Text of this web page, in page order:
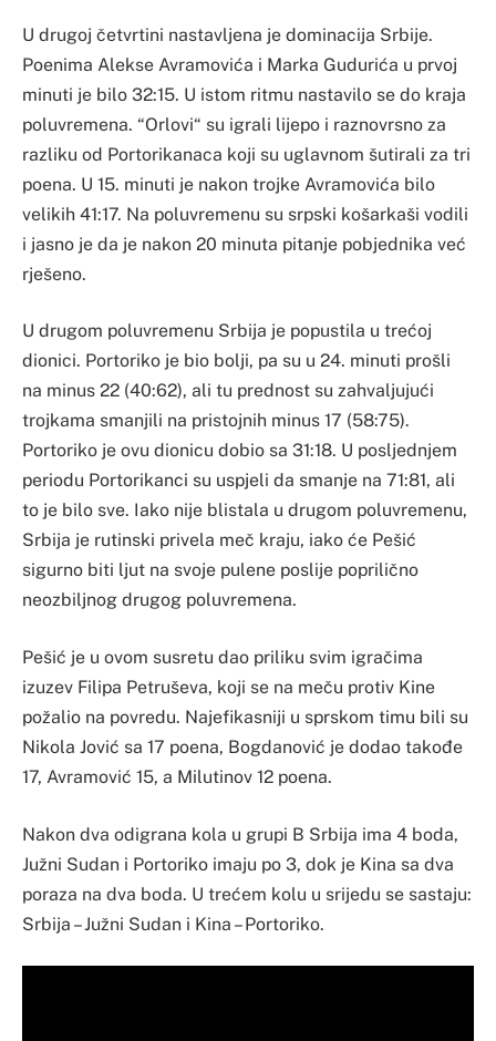
U drugoj četvrtini nastavljena je dominacija Srbije.
Poenima Alekse Avramovića i Marka Gudurića u prvoj
minuti je bilo 32:15. U istom ritmu nastavilo se do kraja
poluvremena. “Orlovi“ su igrali lijepo i raznovrsno za
razliku od Portorikanaca koji su uglavnom šutirali za tri
poena. U 15. minuti je nakon trojke Avramovića bilo
velikih 41:17. Na poluvremenu su srpski košarkaši vodili
i jasno je da je nakon 20 minuta pitanje pobjednika već
rješeno.
U drugom poluvremenu Srbija je popustila u trećoj
dionici. Portoriko je bio bolji, pa su u 24. minuti prošli
na minus 22 (40:62), ali tu prednost su zahvaljujući
trojkama smanjili na pristojnih minus 17 (58:75).
Portoriko je ovu dionicu dobio sa 31:18. U posljednjem
periodu Portorikanci su uspjeli da smanje na 71:81, ali
to je bilo sve. Iako nije blistala u drugom poluvremenu,
Srbija je rutinski privela meč kraju, iako će Pešić
sigurno biti ljut na svoje pulene poslije poprilično
neozbiljnog drugog poluvremena.
Pešić je u ovom susretu dao priliku svim igračima
izuzev Filipa Petruševa, koji se na meču protiv Kine
požalio na povredu. Najefikasniji u sprskom timu bili su
Nikola Jović sa 17 poena, Bogdanović je dodao takođe
17, Avramović 15, a Milutinov 12 poena.
Nakon dva odigrana kola u grupi B Srbija ima 4 boda,
Južni Sudan i Portoriko imaju po 3, dok je Kina sa dva
poraza na dva boda. U trećem kolu u srijedu se sastaju:
Srbija – Južni Sudan i Kina – Portoriko.